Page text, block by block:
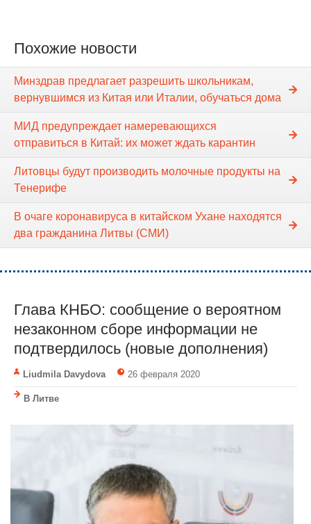
Похожие новости
Минздрав предлагает разрешить школьникам,
вернувшимся из Китая или Италии, обучаться дома
МИД предупреждает намеревающихся
отправиться в Китай: их может ждать карантин
Литовцы будут производить молочные продукты на
Тенерифе
В очаге коронавируса в китайском Ухане находятся
два гражданина Литвы (СМИ)
Глава КНБО: сообщение о вероятном
незаконном сборе информации не
подтвердилось (новые дополнения)
Liudmila Davydova 26 февраля 2020
В Литве